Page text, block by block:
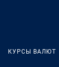
КУРСЫ ВАЛЮТ